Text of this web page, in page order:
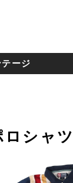
ージ
ロシャツ